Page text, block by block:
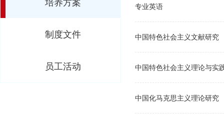
培养方案
制度文件
员工活动
专业英语
中国特色社会主义文献研究
中国特色社会主义理论与实
中国化马克思主义理论研究